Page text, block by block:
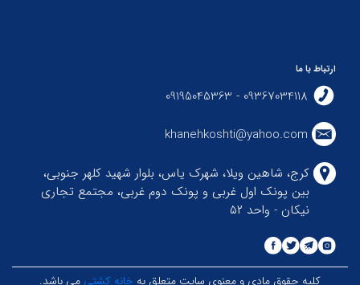
کاوه: در کشتی آزاد نفرات دوم خوبی نداریم و پشتوانه سازی
نشده است/ باید با این امکانات قهرمان جهان شویم
ادامه مطلب
ارتباط با ما
09367034118 - 09195045363
khanehkoshti@yahoo.com
کرج، شاهین ویلا، شهرک یاس، بلوار شهید کلهر جنوبی،
بین پونک اول غربی و پونک دوم غربی، مجتمع تجاری
نیکان - واحد ۵۲
کلیه حقوق مادی و معنوی سایت متعلق به خانه کشتی می باشد.